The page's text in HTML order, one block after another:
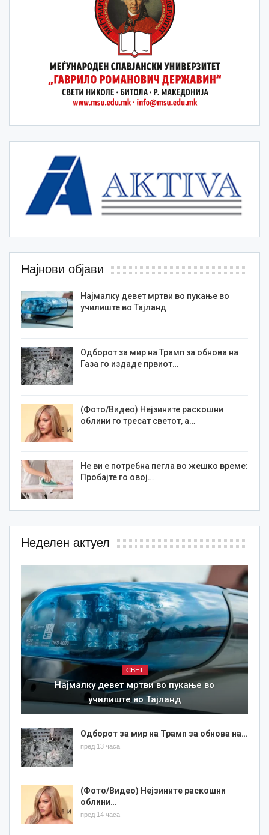
Најнови објави
Најмалку девет мртви во пукање во
училиште во Тајланд
Одборот за мир на Трамп за обнова на
Газа го издаде првиот…
(Фото/Видео) Нејзините раскошни
облини го тресат светот, а…
Не ви е потребна пегла во жешко време:
Пробајте го овој…
Неделен актуел
СВЕТ
Најмалку девет мртви во пукање во
училиште во Тајланд
Одборот за мир на Трамп за обнова на…
пред 13 часа
(Фото/Видео) Нејзините раскошни
облини…
пред 14 часа